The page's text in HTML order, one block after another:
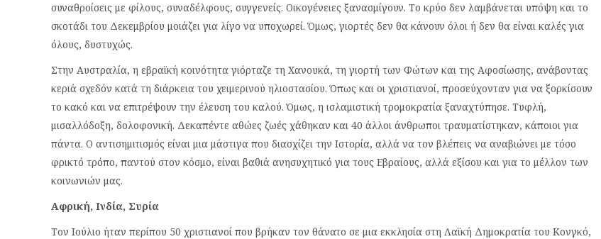
συναθροίσεις με φίλους, συναδέλφους, συγγενείς. Οικογένειες ξανασμίγουν. Το κρύο δεν λαμβάνεται υπόψη και το
σκοτάδι του Δεκεμβρίου μοιάζει για λίγο να υποχωρεί. Όμως, γιορτές δεν θα κάνουν όλοι ή δεν θα είναι καλές για
όλους, δυστυχώς.
Στην Αυστραλία, η εβραϊκή κοινότητα γιόρταζε τη Χανουκά, τη γιορτή των Φώτων και της Αφοσίωσης, ανάβοντας
κεριά σχεδόν κατά τη διάρκεια του χειμερινού ηλιοστασίου. Όπως και οι χριστιανοί, προσεύχονταν για να ξορκίσουν
το κακό και να επιτρέψουν την έλευση του καλού. Όμως, η ισλαμιστική τρομοκρατία ξαναχτύπησε. Τυφλή,
μισαλλόδοξη, δολοφονική. Δεκαπέντε αθώες ζωές χάθηκαν και 40 άλλοι άνθρωποι τραυματίστηκαν, κάποιοι για
πάντα. Ο αντισημιτισμός είναι μια μάστιγα που διασχίζει την Ιστορία, αλλά να τον βλέπεις να αναβιώνει με τόσο
φρικτό τρόπο, παντού στον κόσμο, είναι βαθιά ανησυχητικό για τους Εβραίους, αλλά εξίσου και για το μέλλον των
κοινωνιών μας.
Αφρική, Ινδία, Συρία
Τον Ιούλιο ήταν περίπου 50 χριστιανοί που βρήκαν τον θάνατο σε μια εκκλησία στη Λαϊκή Δημοκρατία του Κονγκό,